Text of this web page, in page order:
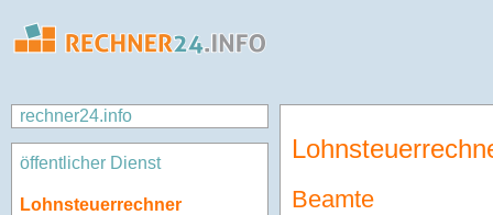
rechner24.info
öffentlicher Dienst
Lohnsteuerrechner
Beamte